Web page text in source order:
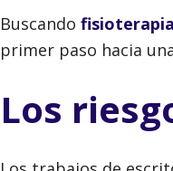
Buscando
primer paso hacia
Los